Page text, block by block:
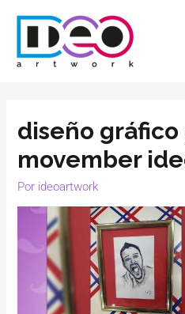
diseño
movember
Por ideoartwork